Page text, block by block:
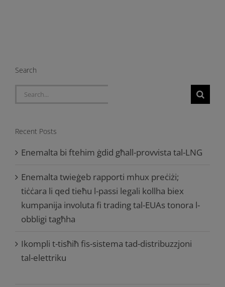
Search
Search
Recent Posts
Enemalta bi ftehim ġdid għall-provvista tal-LNG
Enemalta twieġeb rapporti mhux preċiżi;
tiċċara li qed tieħu l-passi legali kollha biex
kumpanija involuta fi trading tal-EUAs tonora l-
obbligi tagħha
Ikompli t-tisħiħ fis-sistema tad-distribuzzjoni
tal-elettriku